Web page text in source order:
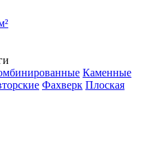
Каменные
Фахверк Плоская